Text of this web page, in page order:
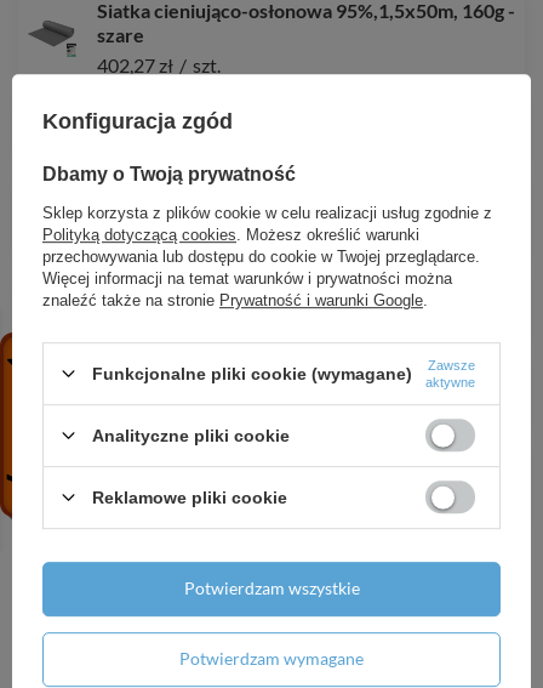
Siatka cieniująco-osłonowa 95%,1,5x50m, 160g -
szare
402,27 zł / szt.
Taśma ogrodzeniowa, balkonowa SOLID
171,01 zł
szt.
Siatka cieniująco-osłonowa 90%,1,5x10m, 135g -
szare
70,55 zł / szt.
Siatka cieniująco-osłonowa 90%, 135g
Siatka cieniująco-osłonowa 90%, 135g
214,68 zł / szt.
Siatka cieniująco-osłonowa 95%,1,2x25m, 200g -
szt.
Potrzebujesz pomocy? Masz pytania?
Zadaj pytanie a my odpowiemy niezwłocznie,
Konfiguracja zgód
Dbamy o Twoją prywatność
Sklep korzysta z plików cookie w celu realizacji usług zgodnie z
Polityką dotyczącą cookies . Możesz określić warunki
przechowywania lub dostępu do cookie w Twojej przeglądarce.
Więcej informacji na temat warunków i prywatności można
znaleźć także na stronie Prywatność i warunki Google
Funkcjonalne pliki cookie (wymagane)
Zawsze
aktywne
Analityczne pliki cookie
Reklamowe pliki cookie
Potwierdzam wymagane
Potwierdzam wszystkie